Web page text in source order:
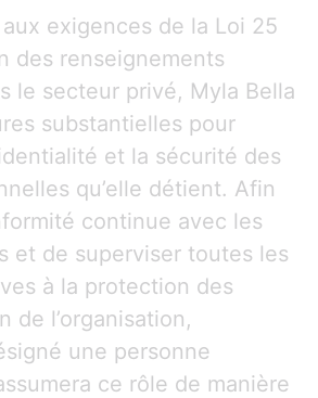
exigences de la Loi 25
des renseignements
le secteur privé, Myla Bella
substantielles pour
et la sécurité des
qu’elle détient. Afin
continue avec les
et de superviser toutes les
à la protection des
de l’organisation,
une personne
ce rôle de manière